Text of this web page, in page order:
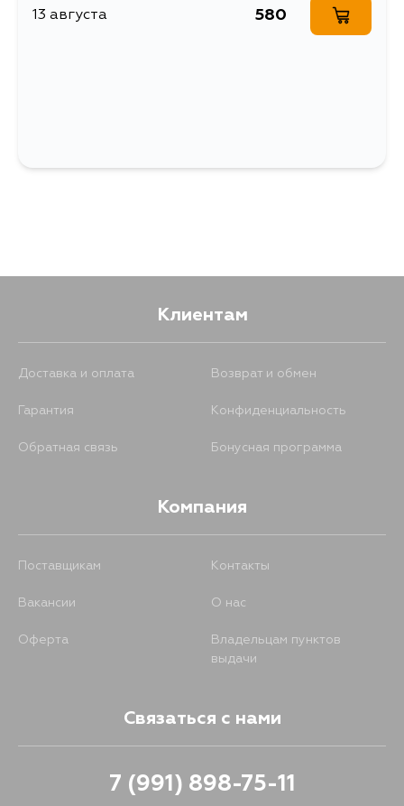
13 августа 580
Клиентам
Доставка и оплата Возврат и обмен
Гарантия Конфиденциальность
Обратная связь Бонусная программа
Компания
Поставщикам Контакты
Вакансии О нас
Оферта
Владельцам пунктов
выдачи
Связаться с нами
7 (991) 898-75-11